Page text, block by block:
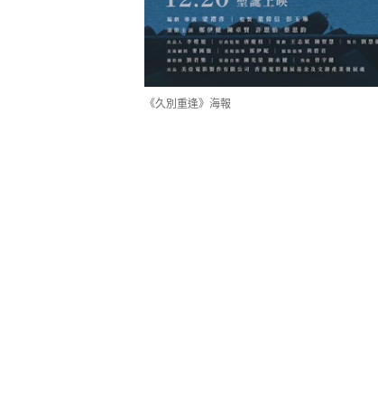
《久別重逢》海報